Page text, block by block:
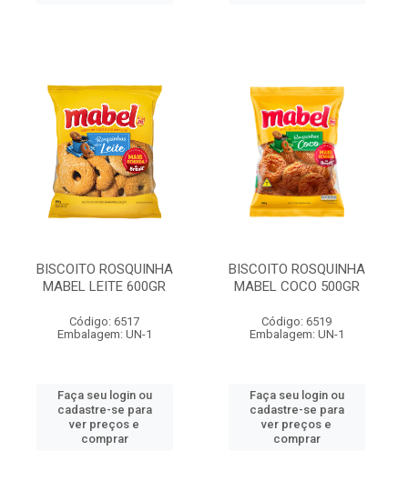
BISCOITO ROSQUINHA
MABEL LEITE 600GR
Código: 6517
Embalagem: UN-1
Faça seu login ou
cadastre-se para
ver preços e
comprar
BISCOITO ROSQUINHA
MABEL COCO 500GR
Código: 6519
Embalagem: UN-1
Faça seu login ou
cadastre-se para
ver preços e
comprar